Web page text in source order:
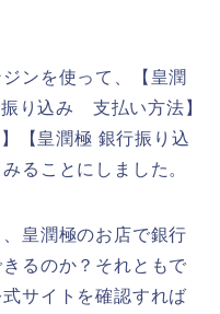
ンを使って、【皇潤
り込み 支払い方法】
【皇潤極 銀行振り込
ることにしました。
皇潤極のお店で銀行
るのか？それともで
サイトを確認すれば